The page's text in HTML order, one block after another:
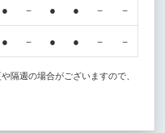
● － ● ● － －
● － ● ● － －
隔週の場合がございますので、